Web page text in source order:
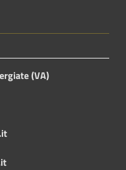
(VA)